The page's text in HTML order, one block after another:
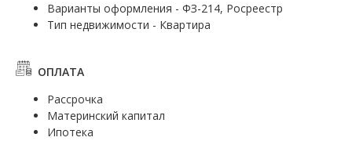
Варианты оформления - ФЗ-214, Росреестр
Тип недвижимости - Квартира
ОПЛАТА
Рассрочка
Материнский капитал
Ипотека